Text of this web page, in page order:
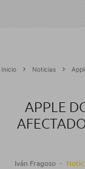
Inicio Noticias
APPLE
Iván Fragoso ·